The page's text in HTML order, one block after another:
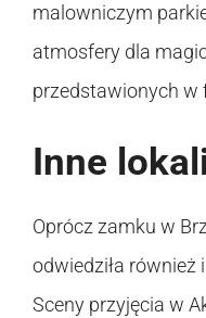
malowniczym
atmosfery dla
przedstawionych w
Inne
Oprócz zamku w
odwiedziła również
Sceny przyjęcia w